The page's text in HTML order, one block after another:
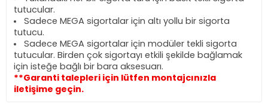
tutucular.
Sadece MEGA sigortalar için altı yollu bir sigorta
tutucu.
Sadece MEGA sigortalar için modüler tekli sigorta
tutucular. Birden çok sigortayı etkili şekilde bağlamak
için isteğe bağlı bir bara aksesuarı.
**Garanti talepleri için lütfen montajcınızla
iletişime geçin.